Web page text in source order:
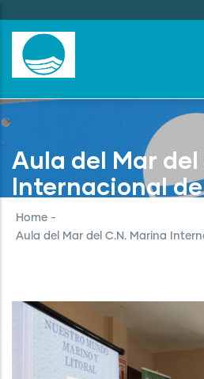
to
main
content
Aula del Mar del
Internacional
Home -
Aula del Mar del C.N. Marina